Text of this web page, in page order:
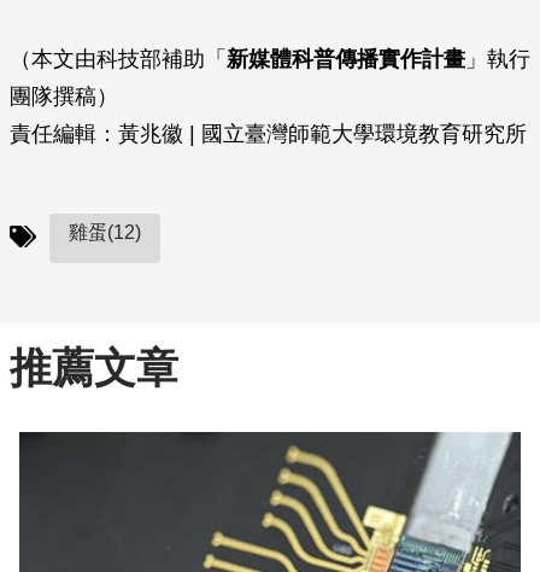
（本文由科技部補助「 新媒體科普傳播實作計畫 」執行
團隊撰稿）
責任編輯：黃兆徽 | 國立臺灣師範大學環境教育研究所
雞蛋(12)
推薦文章